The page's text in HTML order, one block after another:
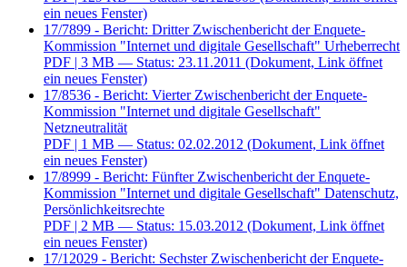
ein neues Fenster)
17/7899 - Bericht: Dritter Zwischenbericht der Enquete-
Kommission "Internet und digitale Gesellschaft" Urheberrecht
PDF | 3 MB — Status: 23.11.2011 (Dokument, Link öffnet
ein neues Fenster)
17/8536 - Bericht: Vierter Zwischenbericht der Enquete-
Kommission "Internet und digitale Gesellschaft"
Netzneutralität
PDF | 1 MB — Status: 02.02.2012 (Dokument, Link öffnet
ein neues Fenster)
17/8999 - Bericht: Fünfter Zwischenbericht der Enquete-
Kommission "Internet und digitale Gesellschaft" Datenschutz,
Persönlichkeitsrechte
PDF | 2 MB — Status: 15.03.2012 (Dokument, Link öffnet
ein neues Fenster)
17/12029 - Bericht: Sechster Zwischenbericht der Enquete-